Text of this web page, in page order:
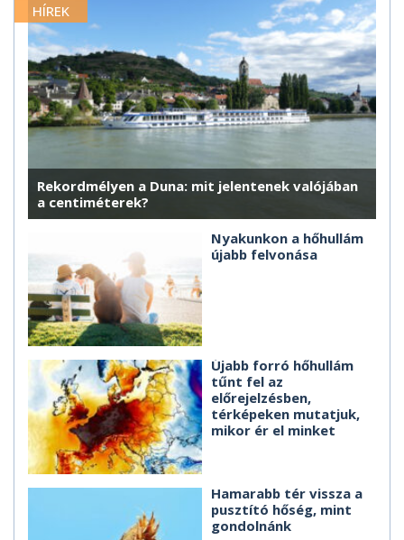
HÍREK
Rekordmélyen a Duna: mit jelentenek valójában
a centiméterek?
Nyakunkon a hőhullám
újabb felvonása
Újabb forró hőhullám
tűnt fel az
előrejelzésben,
térképeken mutatjuk,
mikor ér el minket
Hamarabb tér vissza a
pusztító hőség, mint
gondolnánk